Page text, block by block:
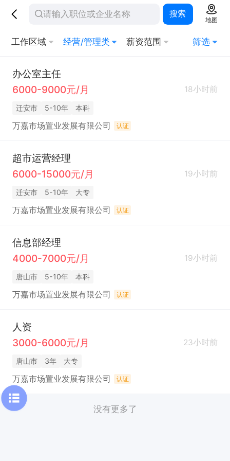
搜索
地图
工作区域 经营/管理类 薪资范围 筛选
办公室主任
6000-9000元/月
18小时前
迁安市 5-10年 本科
万嘉市场置业发展有限公司 认证
超市运营经理
6000-15000元/月
19小时前
迁安市 5-10年 大专
万嘉市场置业发展有限公司 认证
信息部经理
4000-7000元/月
19小时前
唐山市 5-10年 本科
万嘉市场置业发展有限公司 认证
人资
3000-6000元/月
23小时前
唐山市 3年 大专
万嘉市场置业发展有限公司 认证
没有更多了